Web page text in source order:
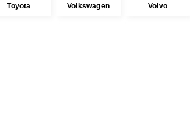
Toyota Volkswagen Volvo